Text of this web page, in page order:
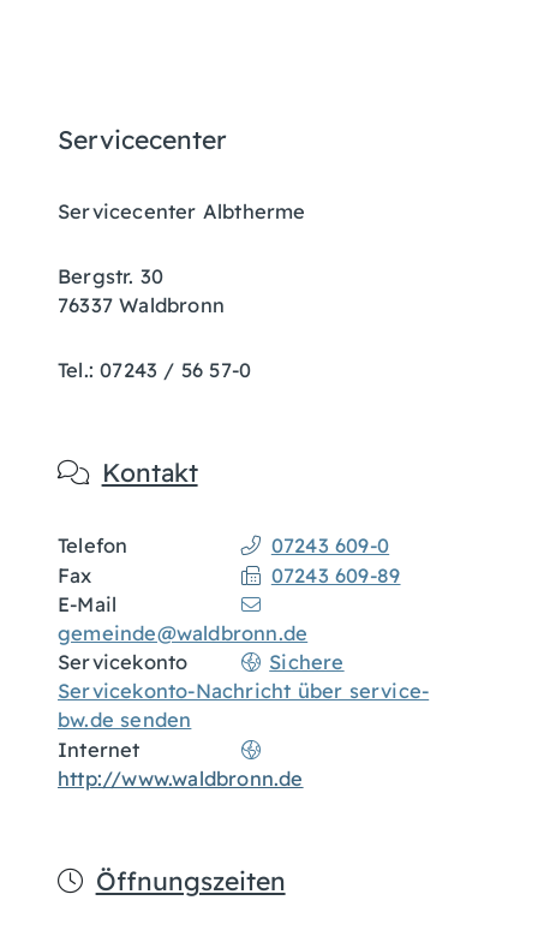
Servicecenter
Servicecenter Albtherme
Bergstr. 30
76337 Waldbronn
Tel.: 07243 / 56 57-0
Kontakt
Telefon
07243 609-0
Fax
07243 609-89
E-Mail
gemeinde@waldbronn.de
Servicekonto
Sichere
Servicekonto-Nachricht über service-
bw.de senden
Internet
http://www.waldbronn.de
Öffnungszeiten